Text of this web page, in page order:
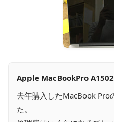
Apple MacBookPro A1502
去年購入したMacBook Pro
た。